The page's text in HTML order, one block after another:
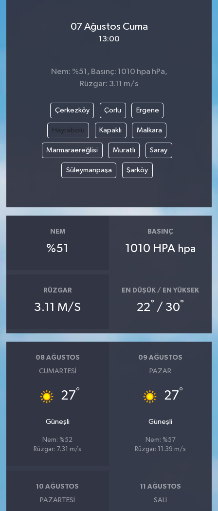
07 Ağustos Cuma
13:00
Nem: %51, Basınç: 1010 hpa hPa,
Rüzgar: 3.11 m/s
Çerkezköy Çorlu Ergene
Hayrabolu Kapaklı Malkara
Marmaraereğlisi Muratlı Saray
Süleymanpaşa Şarköy
NEM
%51
BASINÇ
1010 HPA hpa
RÜZGAR
3.11 M/S
EN DÜŞÜK / EN YÜKSEK
22° / 30°
08 AĞUSTOS
CUMARTESI
27°
Güneşli
Nem: %52
Rüzgar: 7.31 m/s
09 AĞUSTOS
PAZAR
27°
Güneşli
Nem: %57
Rüzgar: 11.39 m/s
10 AĞUSTOS
PAZARTESI
11 AĞUSTOS
SALI